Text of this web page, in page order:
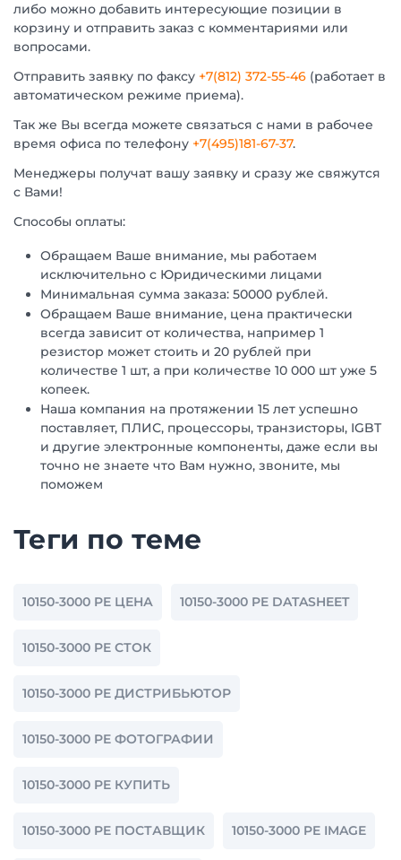
либо можно добавить интересующие позиции в
корзину и отправить заказ с комментариями или
вопросами.
Отправить заявку по факсу +7(812) 372-55-46 (работает в
автоматическом режиме приема).
Так же Вы всегда можете связаться с нами в рабочее
время офиса по телефону +7(495)181-67-37.
Менеджеры получат вашу заявку и сразу же свяжутся
с Вами!
Способы оплаты:
Обращаем Ваше внимание, мы работаем
исключительно с Юридическими лицами
Минимальная сумма заказа: 50000 рублей.
Обращаем Ваше внимание, цена практически
всегда зависит от количества, например 1
резистор может стоить и 20 рублей при
количестве 1 шт, а при количестве 10 000 шт уже 5
копеек.
Наша компания на протяжении 15 лет успешно
поставляет, ПЛИС, процессоры, транзисторы, IGBT
и другие электронные компоненты, даже если вы
точно не знаете что Вам нужно, звоните, мы
поможем
Теги по теме
10150-3000 PE ЦЕНА 10150-3000 PE DATASHEET
10150-3000 PE СТОК
10150-3000 PE ДИСТРИБЬЮТОР
10150-3000 PE ФОТОГРАФИИ
10150-3000 PE КУПИТЬ
10150-3000 PE ПОСТАВЩИК 10150-3000 PE IMAGE